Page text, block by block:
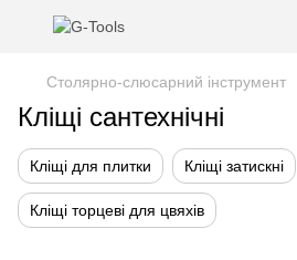
Столярно-слюсарний інструмент
Кліщі сантехнічні
Кліщі для плитки Кліщі затискні
Кліщі торцеві для цвяхів